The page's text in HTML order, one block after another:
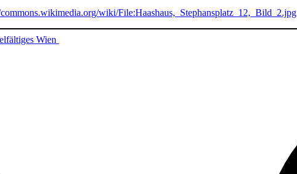
wiki/File:Haashaus,_Stephansplatz_12,_Bild_2.jpg
Wien